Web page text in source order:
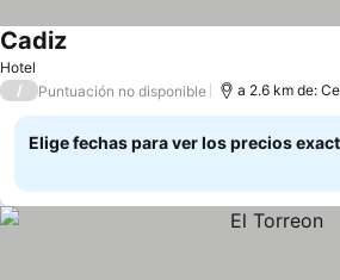
Hotel
CadizVer precios
/ Puntuación no disponible a 2.6 km de:
Elige fechas para ver los precios